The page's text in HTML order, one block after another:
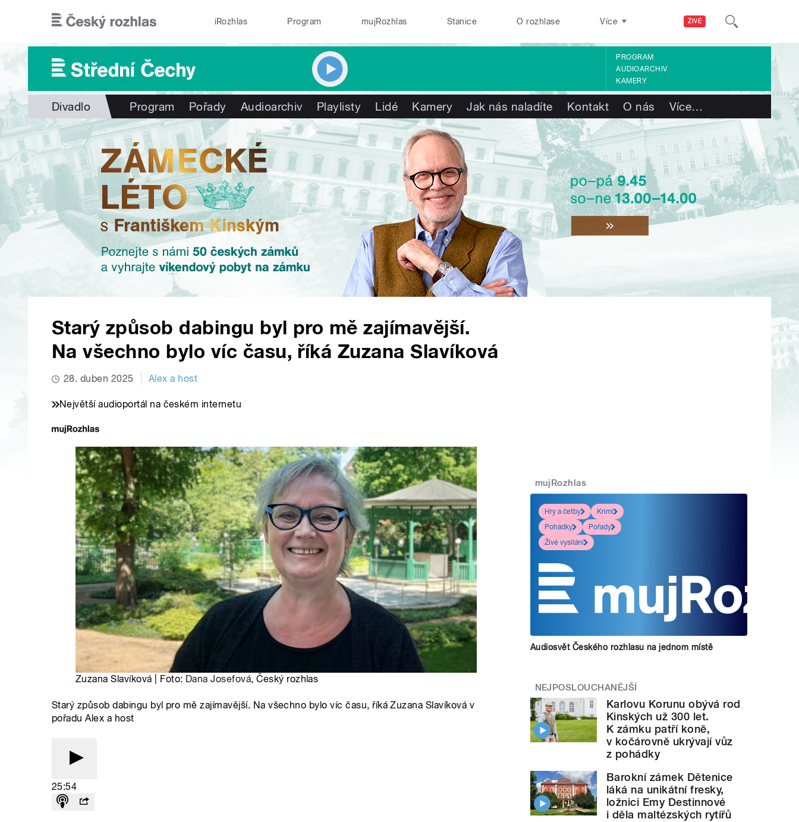
ŽIVĚ
iRozhlas Program mujRozhlas Stanice O rozhlase Více
PROGRAM
AUDIOARCHIV
KAMERY
Divadlo Program Pořady Audioarchiv Playlisty Lidé Kamery Jak nás naladíte Kontakt O nás Více…
Starý způsob dabingu byl pro mě zajímavější.
Na všechno bylo víc času, říká Zuzana Slavíková
28. duben 2025 Alex a host
Největší audioportál na českém internetu
Zuzana Slavíková | Foto: Dana Josefová, Český rozhlas
Starý způsob dabingu byl pro mě zajímavější. Na všechno bylo víc času, říká Zuzana Slavíková v
pořadu Alex a host
25:54
mujRozhlas
Hry a četby
Krimi
Pohádky
Pořady
Živé vysílání
Audiosvět Českého rozhlasu na jednom místě
NEJPOSLOUCHANĚJŠÍ
Karlovu Korunu obývá rod
Kinských už 300 let.
K zámku patří koně,
v kočárovně ukrývají vůz
z pohádky
Barokní zámek Dětenice
láká na unikátní fresky,
ložnici Emy Destinnové
i děla maltézských rytířů